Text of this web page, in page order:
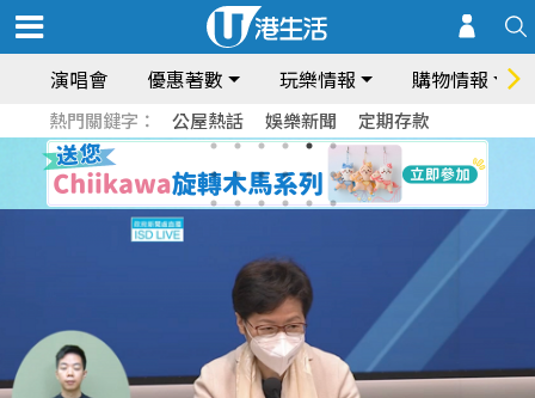
演唱會 優惠著數 玩樂情報 購物情報
熱門關鍵字： 公屋熱話 娛樂新聞 定期存款